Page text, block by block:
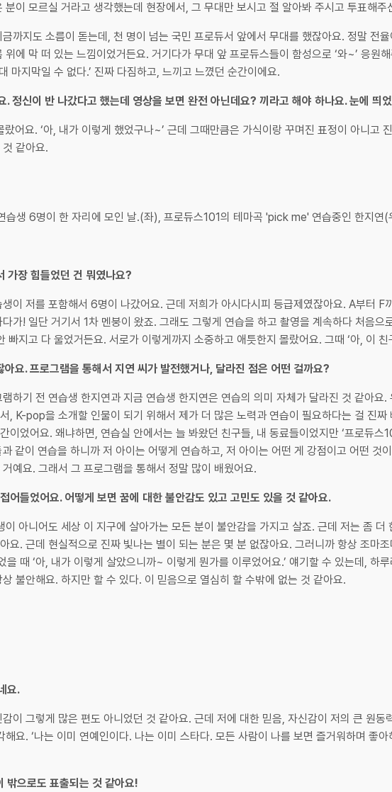
이 모르실 거라고 생각했는데 현장에서, 그 무대만 보시고 절 알아봐 주시고 투표해
까지도 소름이 돋는데, 천 명이 넘는 국민 프로듀서 앞에서 무대를 했잖아요. 정말 전
에 막 떠 있는 느낌이었거든요. 거기다가 무대 앞 프로듀스들이 함성으로 ‘와~’ 응원
마지막일 수 없다.’ 진짜 다짐하고, 느끼고 느꼈던 순간이에요.
. 정신이 반 나갔다고 했는데 영상을 보면 완전 아닌데요? 끼라고 해야 하나요. 눈에 띄
랐어요. ‘아, 내가 이렇게 했었구나~’ 근데 그때만큼은 가식이랑 꾸며진 표정이 아니고
같아요.
생 6명이 한 자리에 모인 날.(좌), 프로듀스101의 테마곡 'pick me' 연습중인 한지연(
가장 힘들었던 건 뭐였나요?
이 저를 포함해서 6명이 나갔어요. 근데 저희가 아시다시피 등급제였잖아요. A부터 F
가! 일단 거기서 1차 멘붕이 왔죠. 그래도 그렇게 연습을 하고 촬영을 계속하다 처음
빠지고 다 울었거든요. 서로가 이렇게까지 소중하고 애틋한지 몰랐어요. 그때 ‘아, 이
아요. 프로그램을 통해서 지연 씨가 발전했거나, 달라진 점은 어떤 걸까요?
하기 전 연습생 한지연과 지금 연습생 한지연은 연습의 의미 자체가 달라진 것 같아
, K-pop을 소개할 인물이 되기 위해서 제가 더 많은 노력과 연습이 필요하다는 걸 진
이었어요. 왜냐하면, 연습실 안에서는 늘 봐왔던 친구들, 내 동료들이었지만 ‘프로듀스
같이 연습을 하니까 저 아이는 어떻게 연습하고, 저 아이는 어떤 게 강점이고 어떤 것
예요. 그래서 그 프로그램을 통해서 정말 많이 배웠어요.
어들었어요. 어떻게 보면 꿈에 대한 불안감도 있고 고민도 있을 것 같아요.
이 아니어도 세상 이 지구에 살아가는 모든 분이 불안감을 가지고 살죠. 근데 저는 좀
요. 근데 현실적으로 진짜 빛나는 별이 되는 분은 몇 분 없잖아요. 그러니까 항상 조마
을 때 ‘아, 내가 이렇게 살았으니까~ 이렇게 뭔가를 이루었어요.’ 얘기할 수 있는데, 하
불안해요. 하지만 할 수 있다. 이 믿음으로 열심히 할 수밖에 없는 것 같아요.
요.
이 그렇게 많은 편도 아니었던 것 같아요. 근데 저에 대한 믿음, 자신감이 저의 큰 원
요. ‘나는 이미 연예인이다. 나는 이미 스타다. 모든 사람이 나를 보면 즐거워하며 좋
밖으로도 표출되는 것 같아요!